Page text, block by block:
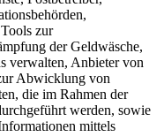
zur
der Geldwäsche,
verwalten, Anbieter von
Abwicklung von
die im Rahmen der
werden, sowie
mittels